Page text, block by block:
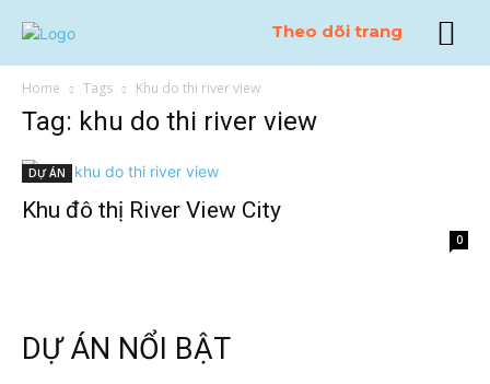
Theo dõi trang
Home Tags Khu do thi river view
Tag: khu do thi river view
DỰ ÁN
Khu đô thị River View City
0
DỰ ÁN NỔI BẬT